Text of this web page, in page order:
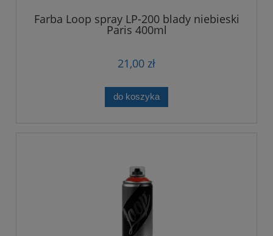
Farba Loop spray LP-200 blady niebieski
Paris 400ml
21,00 zł
do koszyka